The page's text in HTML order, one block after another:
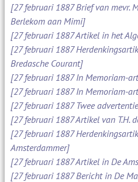
[27 februari 1887 Brief van mevr.
Berlekom aan Mimi]
[27 februari 1887 Artikel in het
[27 februari 1887
Bredasche Courant]
[27 februari 1887 In Memoriam-
[27 februari 1887 In Memoriam-
[27 februari 1887 Twee
[27 februari 1887 Artikel van T.H.
[27 februari 1887
Amsterdammer]
[27 februari 1887 Artikel in De
[27 februari 1887 Bericht in De